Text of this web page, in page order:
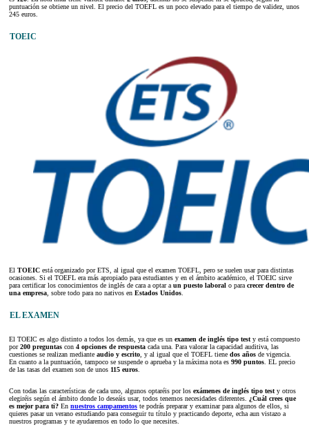
puntuación se obtiene un nivel. El precio del TOEFL es un poco elevado para el tiempo de validez, unos
245 euros.
TOEIC
El TOEIC está organizado por ETS, al igual que el examen TOEFL, pero se suelen usar para distintas
ocasiones. Si el TOEFL era más apropiado para estudiantes y en el ámbito académico, el TOEIC sirve
para certificar los conocimientos de inglés de cara a optar a un puesto laboral o para crecer dentro de
una empresa , sobre todo para no nativos en Estados Unidos
EL EXAMEN
El TOEIC es algo distinto a todos los demás, ya que es un examen de inglés tipo test y está compuesto
por200 preguntas con 4 opciones de respuesta cada una. Para valorar la capacidad auditiva, las
cuestiones se realizan mediante audio y escrito , y al igual que el TOEFL tiene dos años de vigencia.
En cuanto a la puntuación, tampoco se suspende o aprueba y la máxima nota es 990 puntos . EL precio
de las tasas del examen son de unos 115 euros
Con todas las características de cada uno, algunos optaréis por los exámenes de inglés tipo test y otros
elegiréis según el ámbito donde lo deseáis usar, todos tenemos necesidades diferentes. ¿Cuál crees que
es mejor para ti? En nuestros campamentos te podrás preparar y examinar para algunos de ellos, si
quieres pasar un verano estudiando para conseguir tu título y practicando deporte, echa aun vistazo a
nuestros programas y te ayudaremos en todo lo que necesites.